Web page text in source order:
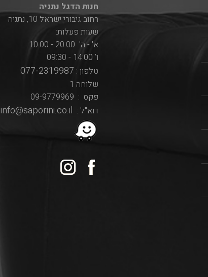
חנות הדגל נתניה
רחוב גיבורי ישראל 10, נתניה
שעות פעלות:
א' - ה' 20:00 - 10:00
ו' 14:00 - 09:30
טלפון : 077-2319987
שלוחה 1
פקס : 09-9779969
דוא"ל : info@saporini.co.il